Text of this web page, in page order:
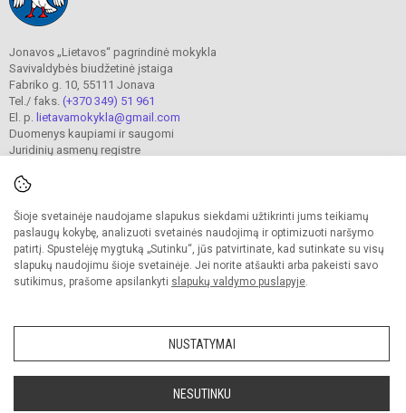
Šioje svetainėje naudojame slapukus siekdami užtikrinti jums teikiamų
paslaugų kokybę, analizuoti svetainės naudojimą ir optimizuoti naršymo
patirtį. Spustelėję mygtuką „Sutinku“, jūs patvirtinate, kad sutinkate su visų
slapukų naudojimu šioje svetainėje. Jei norite atšaukti arba pakeisti savo
sutikimus, prašome apsilankyti slapukų valdymo puslapyje.
NUSTATYMAI
NESUTINKU
Jonavos „Lietavos“ pagrindinė mokykla
Savivaldybės biudžetinė įstaiga
Fabriko g. 10, 55111 Jonava
Tel./ faks. (+370 349) 51 961
El. p. lietavamokykla@gmail.com
Duomenys kaupiami ir saugomi
Juridinių asmenų registre
© 2023. Jonavos Lietavos pagrindinė mokykla. Visos teisės saugomos.
Kopijuoti turinį be raštiško įstaigos administracijos sutikimo griežtai draudžiama.
Prieinamumo paraiška Slapukų valdymas
svetainę